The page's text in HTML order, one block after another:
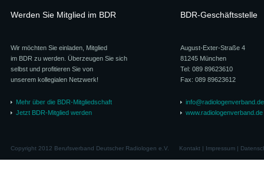
Werden Sie Mitglied im BDR
Wir möchten Sie einladen, Mitglied
im BDR zu werden. Überzeugen Sie sich
selbst und profitieren Sie von
unserem kollegialen Netzwerk!
Mehr über die BDR-Mitgliedschaft
Jetzt BDR-Mitglied werden
BDR-Geschäftsstelle
August-Exter-Straße 4
81245 München
Tel: 089 89623610
Fax: 089 89623612
info@radiologenverband.de
www.radiologenverband.de
Copyright 2012 Berufsverband Deutscher Radiologen e.V. Kontakt| Impressum|